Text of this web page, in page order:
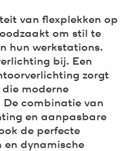
van flexplekken op
om stil te
hun werkstations.
bij. Een
zorgt
moderne
De combinatie van
en aanpasbare
de perfecte
en dynamische